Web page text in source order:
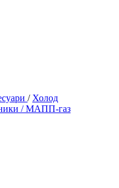
/ Холод
/ МАПП-газ